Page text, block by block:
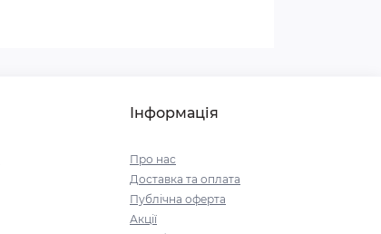
Інформація
Про нас
Доставка та оплата
Публічна оферта
Акції